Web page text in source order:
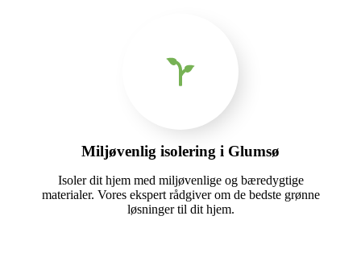
Miljøvenlig isolering i Glumsø
Isoler dit hjem med miljøvenlige og bæredygtige
materialer. Vores ekspert rådgiver om de bedste grønne
løsninger til dit hjem.